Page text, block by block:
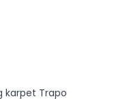
karpet Trapo